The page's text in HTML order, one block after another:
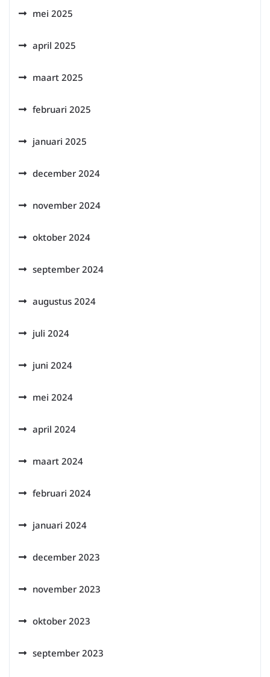
mei 2025
april 2025
maart 2025
februari 2025
januari 2025
december 2024
november 2024
oktober 2024
september 2024
augustus 2024
juli 2024
juni 2024
mei 2024
april 2024
maart 2024
februari 2024
januari 2024
december 2023
november 2023
oktober 2023
september 2023